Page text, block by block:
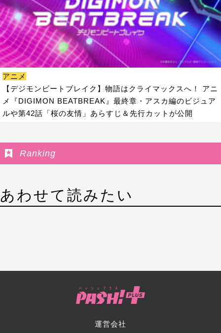
アニメ
【デジモンビートブレイク】物語はクライマックスへ！ アニ
メ『DIGIMON BEATBREAK』最終章・アスカ編のビジュア
ルや第42話「桜の友情」あらすじ＆先行カットが公開
Ranking
あわせて読みたい
運営会社